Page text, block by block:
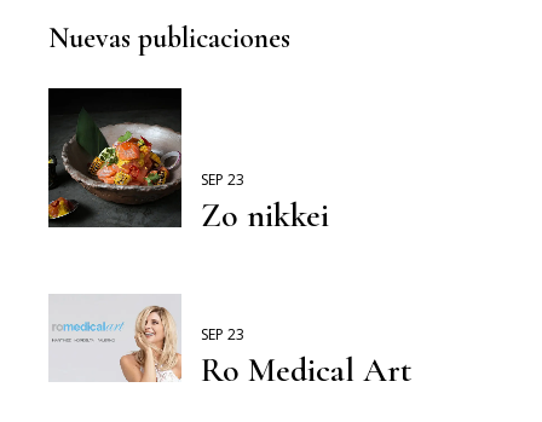
Nuevas publicaciones
SEP 23
Zo nikkei
SEP 23
Ro Medical Art